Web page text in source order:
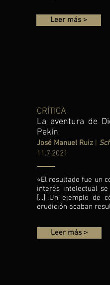
Leer más >
CRÍTICA
La aventura de
Pekín
José Manuel Ruiz
11.7.2021
«El resultado fue un
interés intelectual
[...] Un ejemplo de
erudición acaban
Leer más >